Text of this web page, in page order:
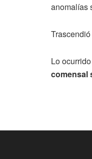
anomalías
Lo
comensal